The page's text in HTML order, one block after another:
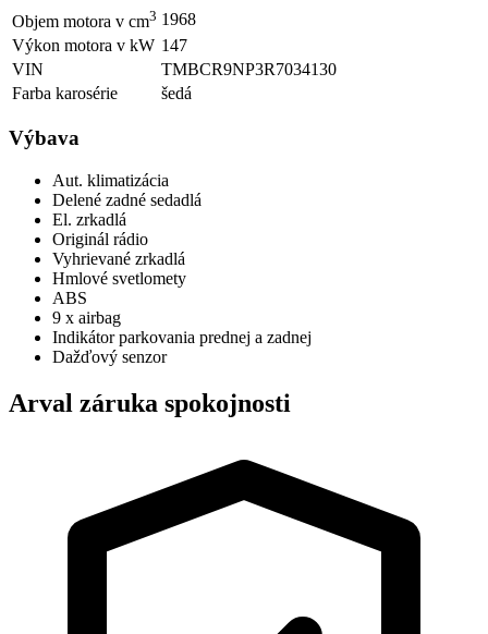
Objem motora v cm3 1968
Výkon motora v kW 147
VIN
TMBCR9NP3R7034130
Farba karosérie
šedá
Výbava
Aut. klimatizácia
Delené zadné sedadlá
El. zrkadlá
Originál rádio
Vyhrievané zrkadlá
Hmlové svetlomety
ABS
9 x airbag
Indikátor parkovania prednej a zadnej
Dažďový senzor
Arval záruka spokojnosti